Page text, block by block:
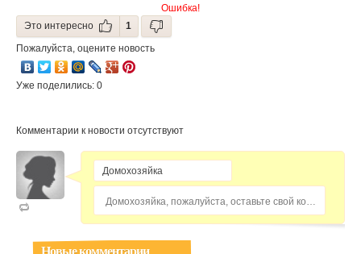
Ошибка!
Это интересно
1
Пожалуйста, оцените новость
Уже поделились: 0
Комментарии к новости отсутствуют
Домохозяйка, пожалуйста, оставьте свой комментарий...